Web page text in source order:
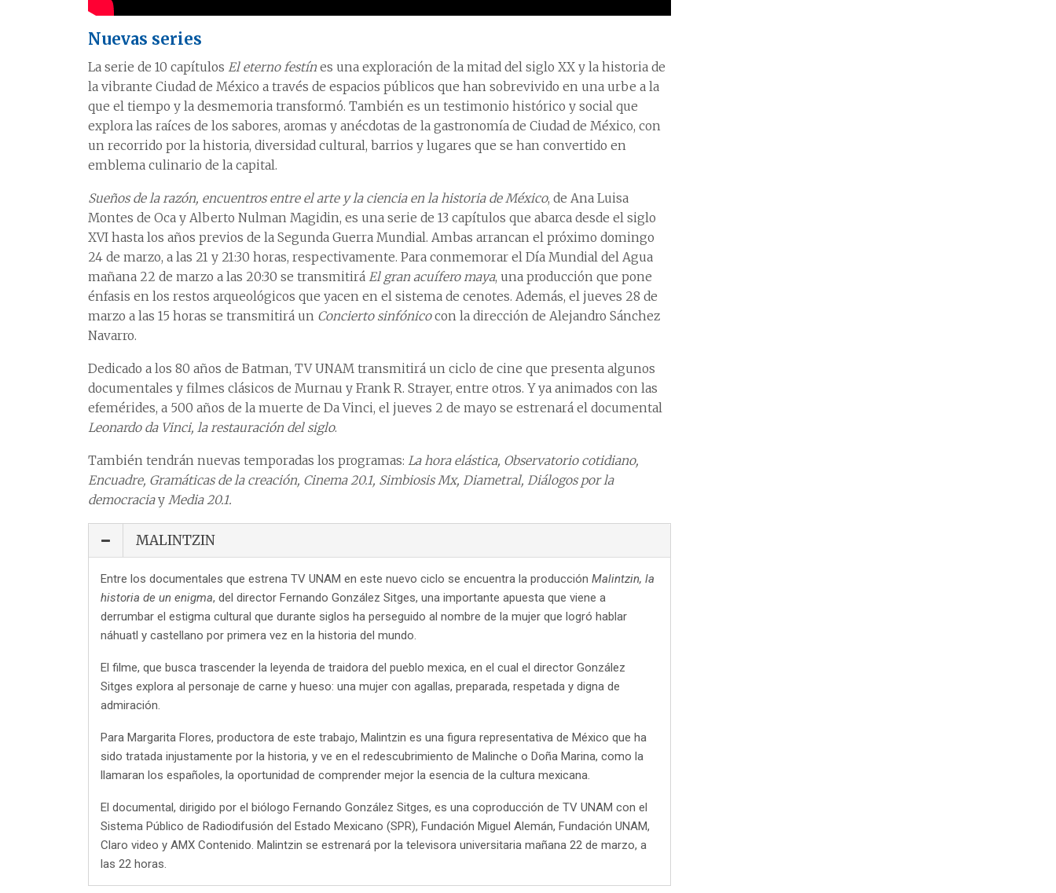
Nuevas series
La serie de 10 capítulos El eterno festín es una exploración de la mitad del siglo XX y la historia de
la vibrante Ciudad de México a través de espacios públicos que han sobrevivido en una urbe a la
que el tiempo y la desmemoria transformó. También es un testimonio histórico y social que
explora las raíces de los sabores, aromas y anécdotas de la gastronomía de Ciudad de México, con
un recorrido por la historia, diversidad cultural, barrios y lugares que se han convertido en
emblema culinario de la capital.
Sueños de la razón, encuentros entre el arte y la ciencia en la historia de México, de Ana Luisa
Montes de Oca y Alberto Nulman Magidin, es una serie de 13 capítulos que abarca desde el siglo
XVI hasta los años previos de la Segunda Guerra Mundial. Ambas arrancan el próximo domingo
24 de marzo, a las 21 y 21:30 horas, respectivamente. Para conmemorar el Día Mundial del Agua
mañana 22 de marzo a las 20:30 se transmitirá El gran acuífero maya, una producción que pone
énfasis en los restos arqueológicos que yacen en el sistema de cenotes. Además, el jueves 28 de
marzo a las 15 horas se transmitirá un Concierto sinfónicocon la dirección de Alejandro Sánchez
Navarro.
Dedicado a los 80 años de Batman, TV UNAM transmitirá un ciclo de cine que presenta algunos
documentales y filmes clásicos de Murnau y Frank R. Strayer, entre otros. Y ya animados con las
efemérides, a 500 años de la muerte de Da Vinci, el jueves 2 de mayo se estrenará el documental
Leonardo da Vinci, la restauración del siglo.
También tendrán nuevas temporadas los programas: La hora elástica, Observatorio cotidiano,
Encuadre, Gramáticas de la creación, Cinema 20.1, Simbiosis Mx, Diametral, Diálogos por la
democraciay Media 20.1.
MALINTZIN
Entre los documentales que estrena TV UNAM en este nuevo ciclo se encuentra la producción Malintzin, la
historia de un enigma, del director Fernando González Sitges, una importante apuesta que viene a
derrumbar el estigma cultural que durante siglos ha perseguido al nombre de la mujer que logró hablar
náhuatl y castellano por primera vez en la historia del mundo.
El filme, que busca trascender la leyenda de traidora del pueblo mexica, en el cual el director González
Sitges explora al personaje de carne y hueso: una mujer con agallas, preparada, respetada y digna de
admiración.
Para Margarita Flores, productora de este trabajo, Malintzin es una figura representativa de México que ha
sido tratada injustamente por la historia, y ve en el redescubrimiento de Malinche o Doña Marina, como la
llamaran los españoles, la oportunidad de comprender mejor la esencia de la cultura mexicana.
El documental, dirigido por el biólogo Fernando González Sitges, es una coproducción de TV UNAM con el
Sistema Público de Radiodifusión del Estado Mexicano (SPR), Fundación Miguel Alemán, Fundación UNAM,
Claro video y AMX Contenido. Malintzin se estrenará por la televisora universitaria mañana 22 de marzo, a
las 22 horas.